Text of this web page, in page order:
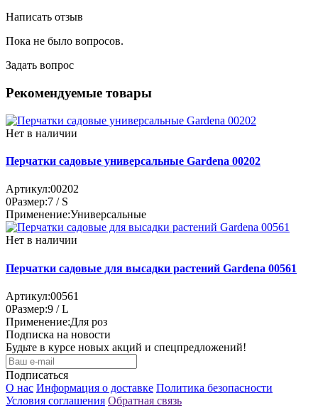
Написать отзыв
Пока не было вопросов.
Задать вопрос
Рекомендуемые товары
Нет в наличии
Перчатки садовые универсальные Gardena 00202
Артикул:00202
0Размер:7 / S
Применение:Универсальные
Нет в наличии
Перчатки садовые для высадки растений Gardena 00561
Артикул:00561
0Размер:9 / L
Применение:Для роз
Подписка на новости
Будьте в курсе новых акций и спецпредложений!
Подписаться
О нас Информация о доставке Политика безопасности
Условия соглашения Обратная связь